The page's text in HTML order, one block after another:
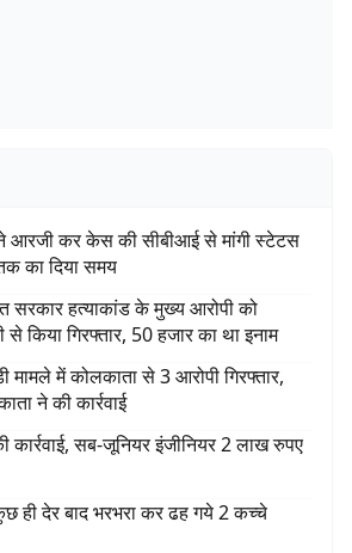
ने आरजी कर केस की सीबीआई से मांगी स्टेटस
का दिया समय
सरकार हत्याकांड के मुख्य आरोपी को
से किया गिरफ्तार, 50 हजार का था इनाम
मामले में कोलकाता से 3 आरोपी गिरफ्तार,
ने की कार्रवाई
कार्रवाई, सब-जूनियर इंजीनियर 2 लाख रुपए
ही देर बाद भरभरा कर ढह गये 2 कच्चे